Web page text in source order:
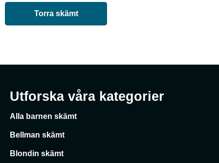
Torra skämt
Utforska våra kategorier
Alla barnen skämt
Bellman skämt
Blondin skämt